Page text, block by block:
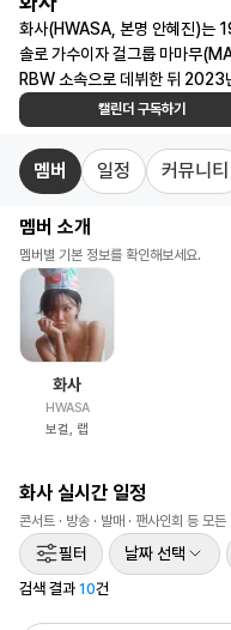
일
정
캘
더
·
서
트
·
팬
미
팅
·
앨
발
매
화사(HWASA, 본명 안혜진)는
솔로 가수이자 걸그룹 마마무
RBW 소속으로 데뷔한 뒤 2023
를 이어가고 있는 3세대 대표 솔
대 장악력, 작사·작곡까지 겸하
'María', 'I Love My Body',
사는, 2020년 프로젝트 걸그룹 '
Goodbye'는 빌보드 코리아 핫
트 6관왕을 달성했고 PAK 누적
우며 솔로 커리어 하이를 찍은
고 6월 마마무 완전체 앨범과
다. 화사 일정을 한눈에 확인하
송·행사 등 주요 스케줄 알림까지
캘린더 구독하기
멤버 일정 커뮤니티
멤버 소개
멤버별 기본 정보를 확인해보세요.
화사
HWASA
보컬, 랩
화사실시간 일정
콘서트 · 방송 · 발매 · 팬사인회 등 모
필터 날짜 선택
검색 결과 10건